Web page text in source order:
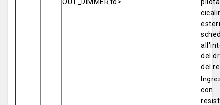
OUT_DIMMER td>
del
del
con